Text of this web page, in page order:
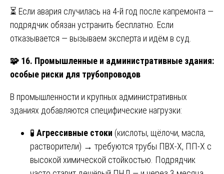
⏳ Если авария случилась на 4-й год после капремонта —
подрядчик обязан устранить бесплатно. Если
отказывается — вызываем эксперта и идём в суд.
🧩 16. Промышленные и административные здания:
особые риски для трубопроводов
В промышленности и крупных административных
зданиях добавляются специфические нагрузки:
🧪 Агрессивные стоки (кислоты, щёлочи, масла,
растворители) → требуются трубы ПВХ-Х, ПП-Х с
высокой химической стойкостью. Подрядчик